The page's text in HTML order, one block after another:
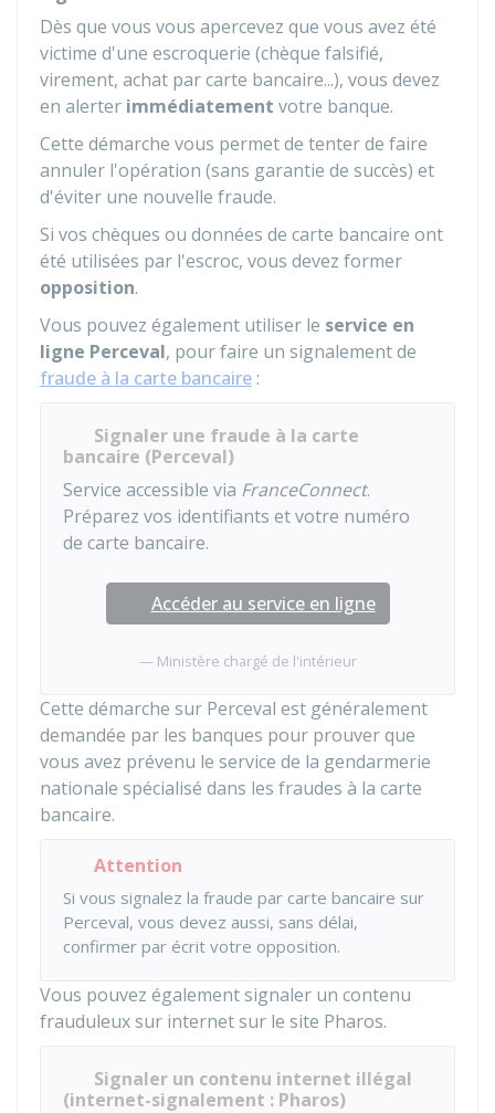
Dès que vous vous apercevez que vous avez été
victime d'une escroquerie (chèque falsifié,
virement, achat par carte bancaire...), vous devez
en alerter immédiatement votre banque.
Cette démarche vous permet de tenter de faire
annuler l'opération (sans garantie de succès) et
d'éviter une nouvelle fraude.
Si vos chèques ou données de carte bancaire ont
été utilisées par l'escroc, vous devez former
opposition.
Vous pouvez également utiliser le service en
ligne Perceval, pour faire un signalement de
fraude à la carte bancaire :
Signaler une fraude à la carte
bancaire (Perceval)
Service accessible via FranceConnect.
Préparez vos identifiants et votre numéro
de carte bancaire.
Accéder au service en ligne
Ministère chargé de l'intérieur
Cette démarche sur Perceval est généralement
demandée par les banques pour prouver que
vous avez prévenu le service de la gendarmerie
nationale spécialisé dans les fraudes à la carte
bancaire.
Attention
Si vous signalez la fraude par carte bancaire sur
Perceval, vous devez aussi, sans délai,
confirmer par écrit votre opposition.
Vous pouvez également signaler un contenu
frauduleux sur internet sur le site Pharos.
Signaler un contenu internet illégal
(internet-signalement : Pharos)